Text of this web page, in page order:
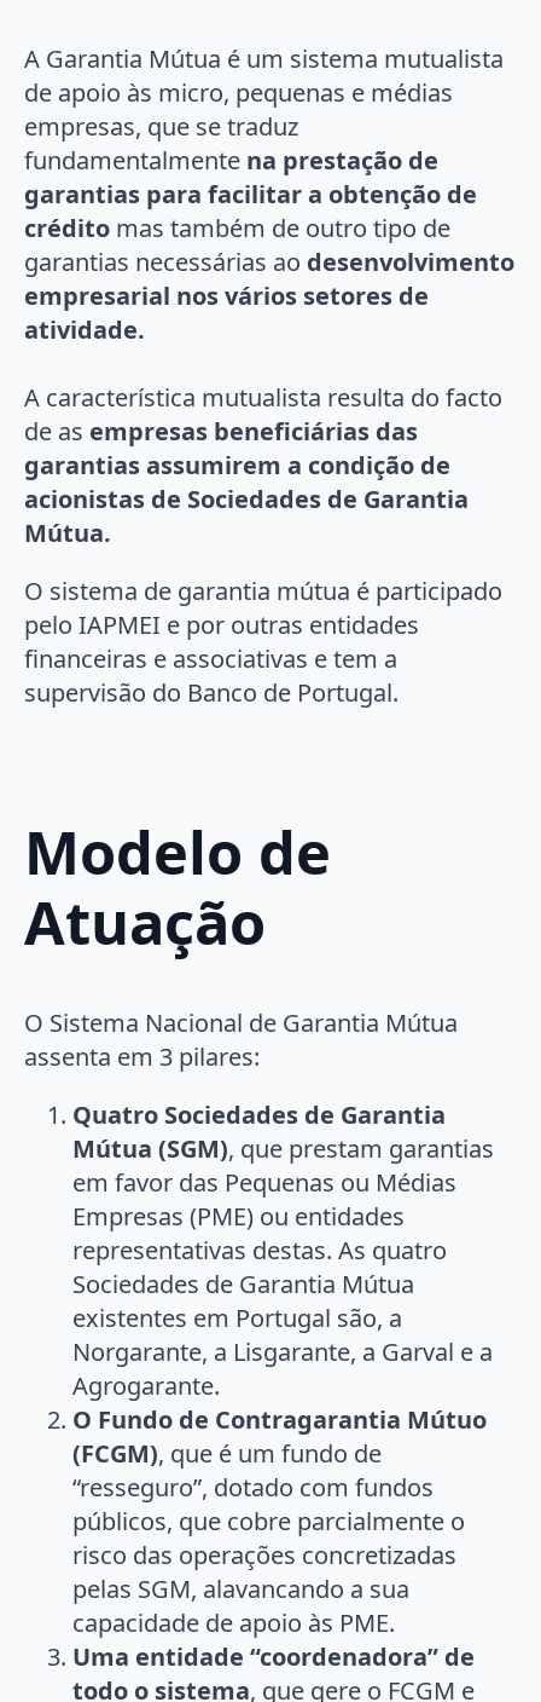
A Garantia Mútua é um sistema mutualista
de apoio às micro, pequenas e médias
empresas, que se traduz
fundamentalmente na prestação de
garantias para facilitar a obtenção de
crédito mas também de outro tipo de
garantias necessárias ao desenvolvimento
empresarial nos vários setores de
atividade.
A característica mutualista resulta do facto
de as empresas beneficiárias das
garantias assumirem a condição de
acionistas de Sociedades de Garantia
Mútua.
O sistema de garantia mútua é participado
pelo IAPMEI e por outras entidades
financeiras e associativas e tem a
supervisão do Banco de Portugal.
Modelo de
Atuação
O Sistema Nacional de Garantia Mútua
assenta em 3 pilares:
Quatro Sociedades de Garantia
Mútua (SGM), que prestam garantias
em favor das Pequenas ou Médias
Empresas (PME) ou entidades
representativas destas. As quatro
Sociedades de Garantia Mútua
existentes em Portugal são, a
Norgarante, a Lisgarante, a Garval e a
Agrogarante.
O Fundo de Contragarantia Mútuo
(FCGM), que é um fundo de
“resseguro”, dotado com fundos
públicos, que cobre parcialmente o
risco das operações concretizadas
pelas SGM, alavancando a sua
capacidade de apoio às PME.
Uma entidade “coordenadora” de
todo o sistema, que gere o FCGM e